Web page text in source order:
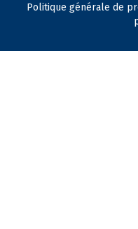
Politique générale de